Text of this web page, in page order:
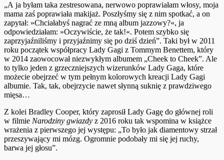
„A ja byłam taka zestresowana, nerwowo poprawiałam włosy, moja
mama zaś poprawiała makijaż. Poszłyśmy się z nim spotkać, a on
zapytał: »Chciałabyś nagrać ze mną album jazzowy?«, ja
odpowiedziałam: »Oczywiście, że tak!«. Potem szybko się
zaprzyjaźniliśmy i przyjaźnimy się po dziś dzień”. Taki był w 2011
roku początek współpracy Lady Gagi z Tommym Benettem, który
w 2014 zaowocował niezwykłym albumem „Cheek to Cheek”. Ale
to tylko jeden z grzeczniejszych wizerunków Lady Gaga, które
możecie obejrzeć w tym pełnym kolorowych kreacji Lady Gagi
albumie. Tak, tak, obejrzycie nawet słynną suknię z prawdziwego
mięsa…
Z kolei Bradley Cooper, który zaprosił Lady Gagę do głównej roli
w filmie Narodziny gwiazdy z 2016 roku tak wspomina w książce
wrażenia z pierwszego jej występu: „To było jak diamentowy strzał
przeszywający mi mózg. Ogromnie podobały mi się jej ruchy,
barwa jej głosu”.